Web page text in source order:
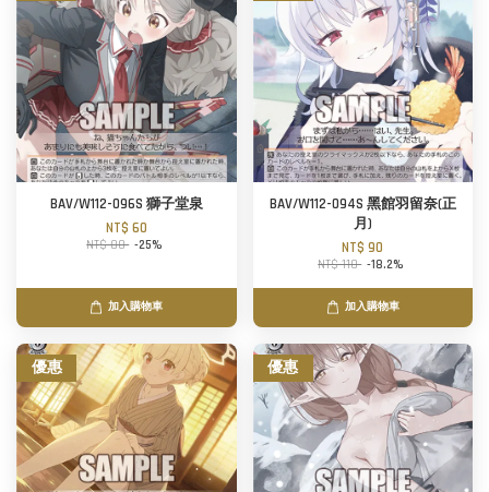
BAV/W112-096S 獅子堂泉
NT$ 60
NT$ 80 -25%
加入購物車
BAV/W112-094S 黑館羽留奈(正
月)
NT$ 90
NT$ 110 -18.2%
加入購物車
優惠 優惠